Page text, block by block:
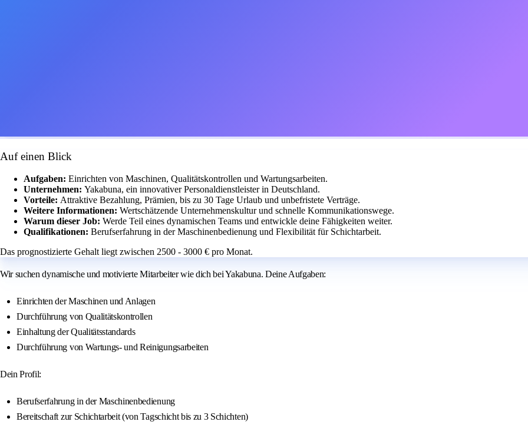
Auf einen Blick
Aufgaben: Einrichten von Maschinen, Qualitätskontrollen und Wartungsarbeiten.
Unternehmen: Yakabuna, ein innovativer Personaldienstleister in Deutschland.
Vorteile: Attraktive Bezahlung, Prämien, bis zu 30 Tage Urlaub und unbefristete Verträge.
Weitere Informationen: Wertschätzende Unternehmenskultur und schnelle Kommunikationswege.
Warum dieser Job: Werde Teil eines dynamischen Teams und entwickle deine Fähigkeiten weiter.
Qualifikationen: Berufserfahrung in der Maschinenbedienung und Flexibilität für Schichtarbeit.
Das prognostizierte Gehalt liegt zwischen 2500 - 3000 € pro Monat.
Wir suchen dynamische und motivierte Mitarbeiter wie dich bei Yakabuna. Deine Aufgaben:
Einrichten der Maschinen und Anlagen
Durchführung von Qualitätskontrollen
Einhaltung der Qualitätsstandards
Durchführung von Wartungs- und Reinigungsarbeiten
Dein Profil:
Berufserfahrung in der Maschinenbedienung
Bereitschaft zur Schichtarbeit (von Tagschicht bis zu 3 Schichten)